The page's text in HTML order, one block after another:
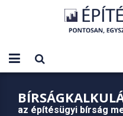
az építésügyi bírság